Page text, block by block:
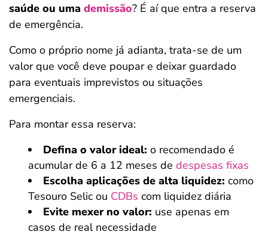
saúde ou uma demissão? É aí que entra a reserva
de emergência.
Como o próprio nome já adianta, trata-se de um
valor que você deve poupar e deixar guardado
para eventuais imprevistos ou situações
emergenciais.
Para montar essa reserva:
Defina o valor ideal: o recomendado é
acumular de 6 a 12 meses de despesas fixas
Escolha aplicações de alta liquidez: como
Tesouro Selic ou CDBs com liquidez diária
Evite mexer no valor: use apenas em
casos de real necessidade